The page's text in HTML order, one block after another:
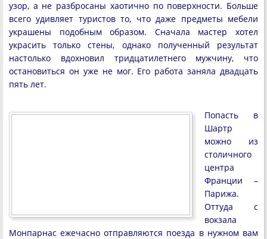
узор, а не разбросаны хаотично по поверхности. Больше
всего удивляет туристов то, что даже предметы мебели
украшены подобным образом. Сначала мастер хотел
украсить только стены, однако полученный результат
настолько вдохновил тридцатилетнего мужчину, что
остановиться он уже не мог. Его работа заняла двадцать
пять лет.
Попасть в
Шартр
можно из
столичного
центра
Франции –
Парижа.
Оттуда с
вокзала
Монпарнас ежечасно отправляются поезда в нужном вам